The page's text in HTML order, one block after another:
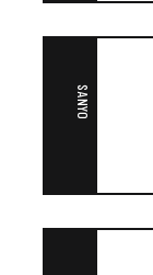
SANYO